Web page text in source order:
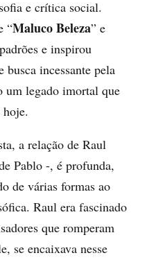
e crítica social.
“Maluco Beleza” e
e inspirou
busca incessante pela
um legado imortal que
a relação de Raul
Pablo -, é profunda,
de várias formas ao
Raul era fascinado
que romperam
se encaixava nesse